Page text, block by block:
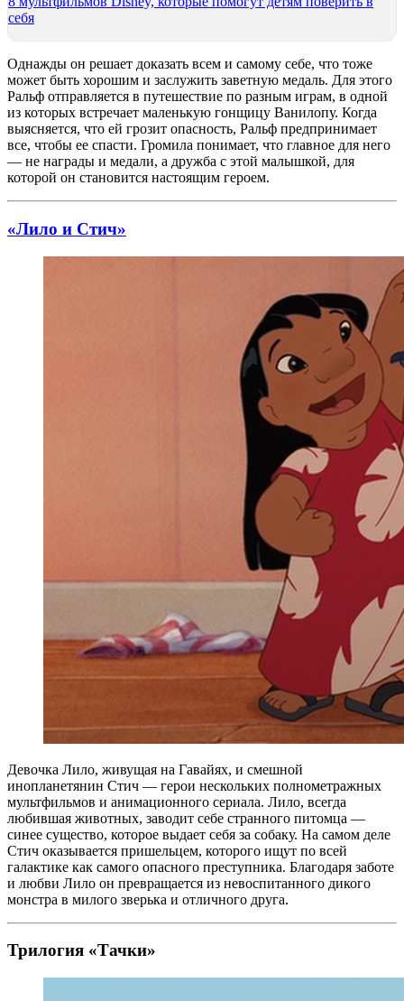
себя
Однажды он решает доказать всем и самому себе, что тоже
может быть хорошим и заслужить заветную медаль. Для этого
Ральф отправляется в путешествие по разным играм, в одной
из которых встречает маленькую гонщицу Ванилопу. Когда
выясняется, что ей грозит опасность, Ральф предпринимает
все, чтобы ее спасти. Громила понимает, что главное для него
— не награды и медали, а дружба с этой малышкой, для
которой он становится настоящим героем.
«Лило и Стич»
Девочка Лило, живущая на Гавайях, и смешной
инопланетянин Стич — герои нескольких полнометражных
мультфильмов и анимационного сериала. Лило, всегда
любившая животных, заводит себе странного питомца —
синее существо, которое выдает себя за собаку. На самом деле
Стич оказывается пришельцем, которого ищут по всей
галактике как самого опасного преступника. Благодаря заботе
и любви Лило он превращается из невоспитанного дикого
монстра в милого зверька и отличного друга.
Трилогия «Тачки»